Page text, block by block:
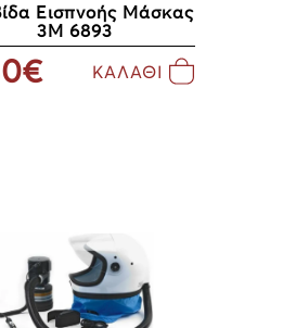
Εισπνοής Μάσκας
3M 6893
ΚΑΛΑΘΙ